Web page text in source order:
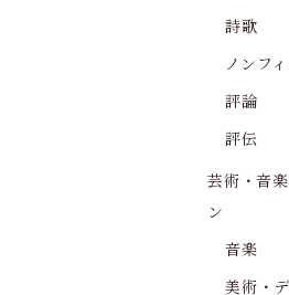
詩歌
ノンフ
評論
評伝
芸術・音
ン
音楽
美術・